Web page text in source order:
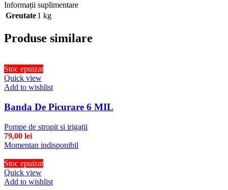
Informații suplimentare
Greutate1 kg
Produse similare
Stoc epuizat
Quick view
Add to wishlist
Banda De Picurare 6 MIL
Pompe de stropit si irigații
79,00 lei
Momentan indisponibil
Stoc epuizat
Quick view
Add to wishlist